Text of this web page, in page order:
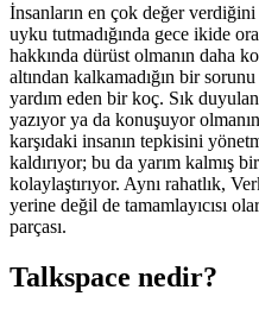
İnsanların en çok değer
uyku tutmadığında gece ikide
hakkında dürüst olmanın daha
altından kalkamadığın bir
yardım eden bir koç. Sık
yazıyor ya da konuşuyor
karşıdaki insanın tepkisini
kaldırıyor; bu da yarım kalmış
kolaylaştırıyor. Aynı rahatlık,
yerine değil de tamamlayıcısı
parçası.
Talkspace nedir?